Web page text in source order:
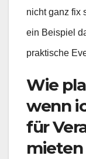
nicht ganz fix
ein Beispiel
praktische
Wie
wenn
für